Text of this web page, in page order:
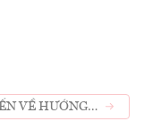
VỀ HƯỚNG